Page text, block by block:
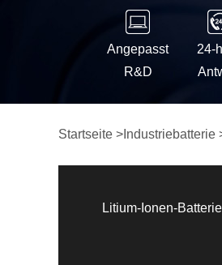
Angepasst
R&D
24-
Startseite > Industriebatterie
Litium-Ionen-Batterie